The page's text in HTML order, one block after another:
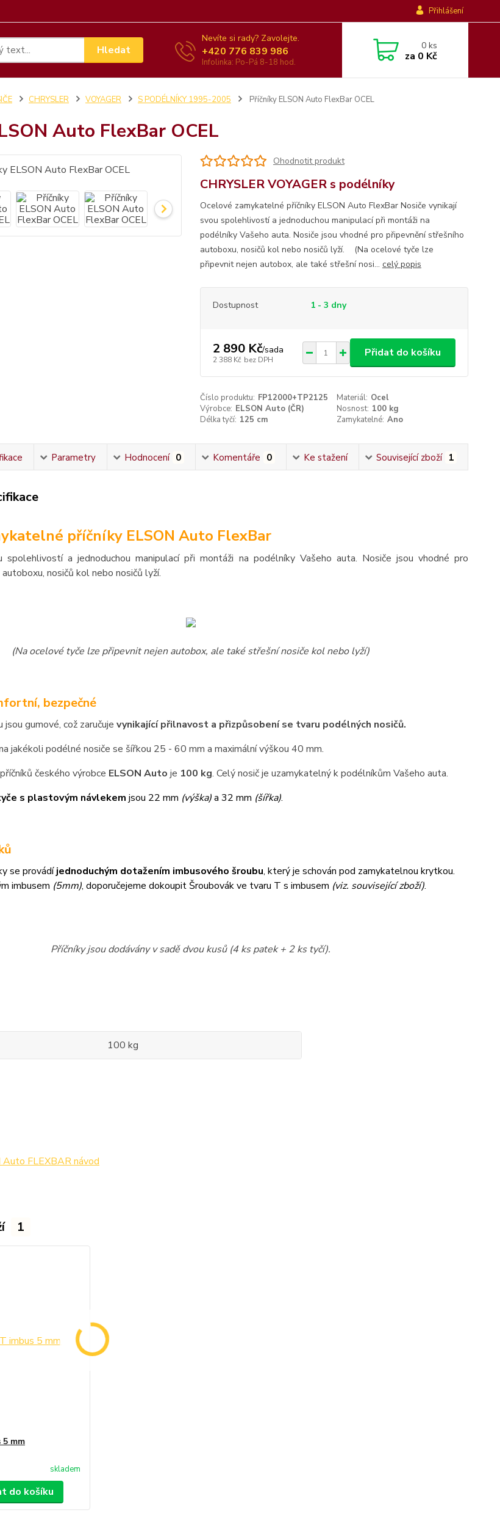
Přihlášení
Hledat
Nevíte si rady? Zavolejte.
+420 776 839 986
Infolinka: Po-Pá 8-18 hod.
0ks
za 0 Kč
CHRYSLER VOYAGER S PODÉLNÍKY 1995-2005 Příčníky ELSON Auto FlexBar OCEL
Auto FlexBar OCEL
Ohodnotit produkt
CHRYSLER VOYAGER s podélníky
Ocelové zamykatelné příčníky ELSON Auto FlexBar Nosiče vynikají
svou spolehlivostí a jednoduchou manipulací při montáži na
podélníky Vašeho auta. Nosiče jsou vhodné pro připevnění střešního
autoboxu, nosičů kol nebo nosičů lyží. (Na ocelové tyče lze
připevnit nejen autobox, ale také střešní nosi... celý popis
Dostupnost 1 - 3 dny
2 890 Kč/sada
2 388 Kč bez DPH
Přidat do košíku
Číslo produktu: FP12000+TP2125 Materiál: Ocel
Výrobce: ELSON Auto (ČR) Nosnost: 100 kg
Délka tyčí: 125 cm Zamykatelné: Ano
Parametry Hodnocení 0 Komentáře 0 Ke stažení Související zboží 1
příčníky ELSON Auto FlexBar
spolehlivostí a jednoduchou manipulací při montáži na podélníky Vašeho auta. Nosiče jsou vhodné pro
nosičů kol nebo nosičů lyží.
(Na ocelové tyče lze připevnit nejen autobox, ale také střešní nosiče kol nebo lyží)
bezpečné
gumové, což zaručuje vynikající přilnavost a přizpůsobení se tvaru podélných nosičů.
jakékoli podélné nosiče se šířkou 25 - 60 mm a maximální výškou 40 mm.
českého výrobce ELSON Auto je 100 kg. Celý nosič je uzamykatelný k podélníkům Vašeho auta.
s plastovým návlekem jsou 22 mm (výška)a 32 mm (šířka).
se provádíjednoduchým dotažením imbusového šroubu, který je schován pod zamykatelnou krytkou.
imbusem (5mm), doporučejeme dokoupit Šroubovák ve tvaru T s imbusem (viz. související zboží).
Příčníky jsou dodávány v sadě dvou kusů (4 ks patek + 2 ks tyčí).
100 kg
Auto FLEXBAR návod
1
mm
skladem
do košíku